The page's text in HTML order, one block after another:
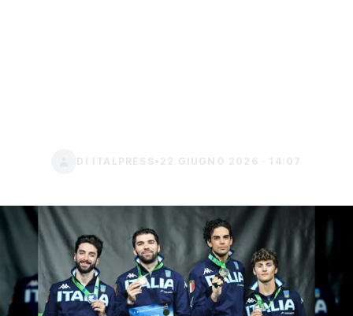
DI ITALPRESS • 22 GIUGNO 2026 · 14:07